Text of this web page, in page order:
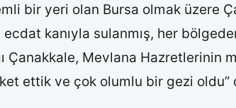
bir yeri olan Bursa olmak üzere
kanıyla sulanmış, her
Mevlana Hazretlerinin
ettik ve çok olumlu bir gezi oldu”